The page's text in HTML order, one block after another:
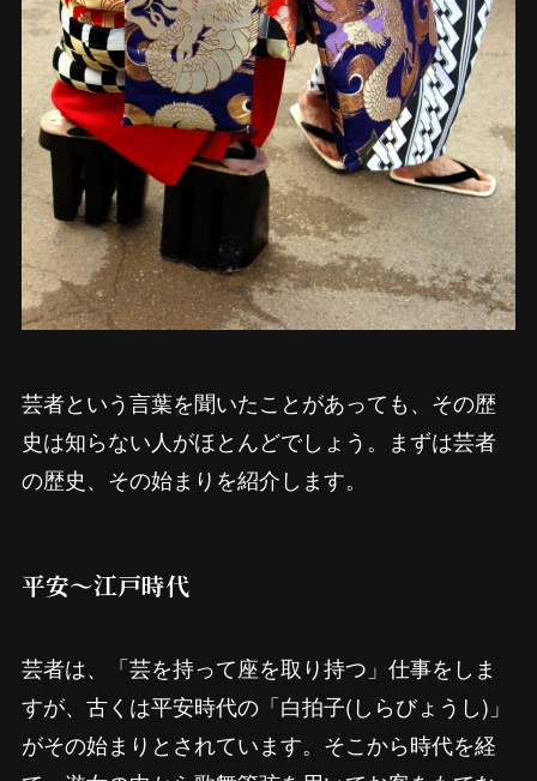
芸者という言葉を聞いたことがあっても、その歴
史は知らない人がほとんどでしょう。まずは芸者
の歴史、その始まりを紹介します。
平安〜江戸時代
芸者は、「芸を持って座を取り持つ」仕事をしま
すが、古くは平安時代の「白拍子(しらびょうし)」
がその始まりとされています。そこから時代を経